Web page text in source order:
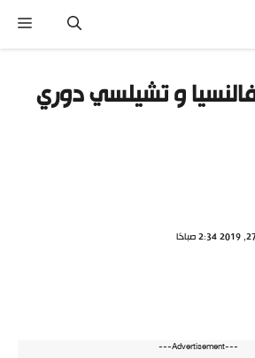
و تشيلسي دوري
---Advertisement---